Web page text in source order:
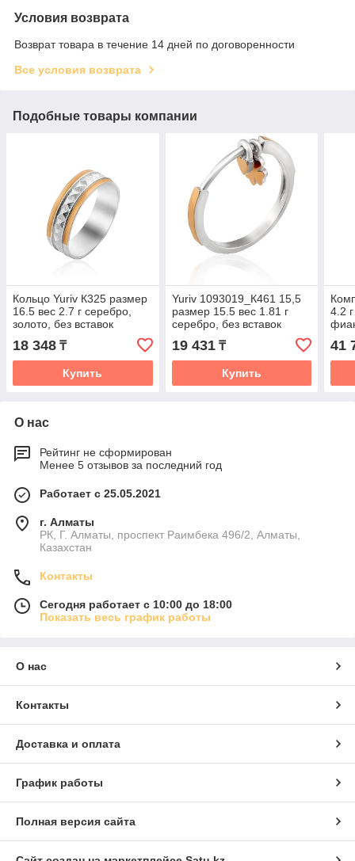
Условия возврата
Возврат товара в течение 14 дней по договоренности
Все условия возврата
Подобные товары компании
Кольцо Yuriv К325 размер
16.5 вес 2.7 г серебро,
золото, без вставок
18 348 ₸
Купить
Yuriv 1093019_К461 15,5
размер 15.5 вес 1.81 г
серебро, без вставок
19 431₸
Купить
4.2
41
О нас
Рейтинг не сформирован
Менее 5 отзывов за последний год
Работает с 25.05.2021
г. Алматы
РК, Г. Алматы, проспект Раимбека 496/2, Алматы,
Казахстан
Контакты
Сегодня работает с 10:00 до 18:00
Показать весь график работы
О нас
Контакты
Доставка и оплата
График работы
Полная версия сайта